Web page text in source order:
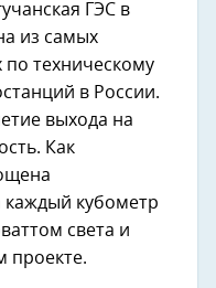
ГЭС в
из самых
техническому
в России.
выхода на
Как
каждый кубометр
света и
проекте.